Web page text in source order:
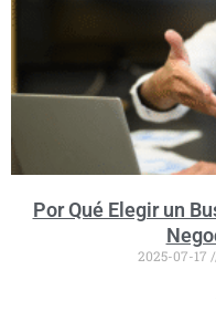
Por Qué Elegir un
2025-07-17